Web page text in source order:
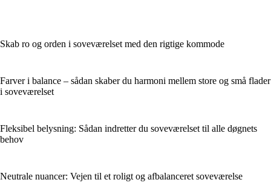
Skab ro og orden i soveværelset med den rigtige kommode
Farver i balance – sådan skaber du harmoni mellem store og små flader
i soveværelset
Fleksibel belysning: Sådan indretter du soveværelset til alle døgnets
behov
Neutrale nuancer: Vejen til et roligt og afbalanceret soveværelse